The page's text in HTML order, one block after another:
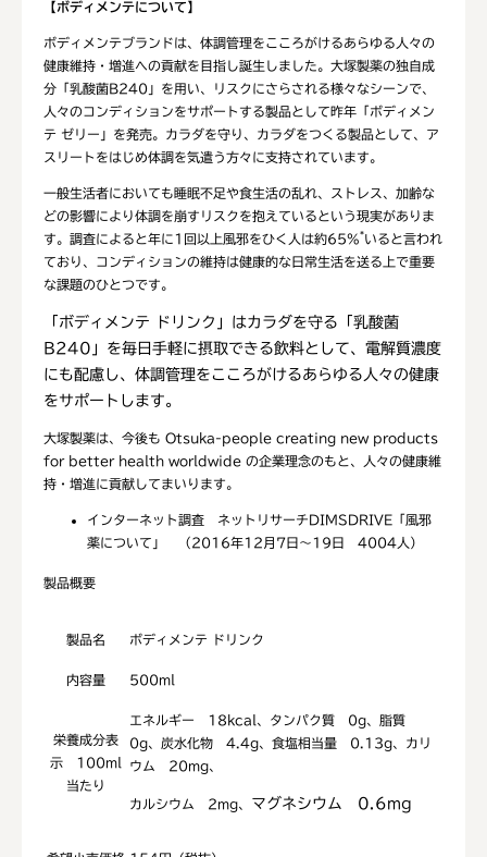
【ボディメンテについて】
ボディメンテブランドは、体調管理をこころがけるあらゆる人々の
健康維持・増進への貢献を目指し誕生しました。大塚製薬の独自成
分「乳酸菌B240」を用い、リスクにさらされる様々なシーンで、
人々のコンディションをサポートする製品として昨年「ボディメン
テ ゼリー」を発売。カラダを守り、カラダをつくる製品として、ア
スリートをはじめ体調を気遣う方々に支持されています。
一般生活者においても睡眠不足や食生活の乱れ、ストレス、加齢な
どの影響により体調を崩すリスクを抱えているという現実がありま
す。調査によると年に1回以上風邪をひく人は約65%*いると言われ
ており、コンディションの維持は健康的な日常生活を送る上で重要
な課題のひとつです。
「ボディメンテ ドリンク」はカラダを守る「乳酸菌
B240」を毎日手軽に摂取できる飲料として、電解質濃度
にも配慮し、体調管理をこころがけるあらゆる人々の健康
をサポートします。
大塚製薬は、今後も Otsuka-people creating new products
for better health worldwide の企業理念のもと、人々の健康維
持・増進に貢献してまいります。
インターネット調査 ネットリサーチDIMSDRIVE「風邪
薬について」 （2016年12月7日～19日 4004人）
製品概要
製品名 ボディメンテ ドリンク
内容量 500ml
栄養成分表
示 100ml
当たり
エネルギー 18kcal、タンパク質 0g、脂質
0g、炭水化物 4.4g、食塩相当量 0.13g、カリ
ウム 20mg、
カルシウム 2mg、 マグネシウム 0.6mg